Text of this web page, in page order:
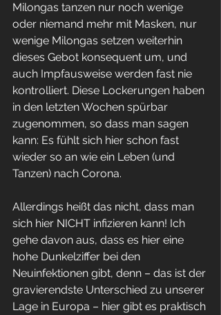
Milongas tanzen nur noch wenige
oder niemand mehr mit Masken, nur
wenige Milongas setzen weiterhin
dieses Gebot konsequent um, und
auch Impfausweise werden fast nie
kontrolliert. Diese Lockerungen haben
in den letzten Wochen spürbar
zugenommen, so dass man sagen
kann: Es fühlt sich hier schon fast
wieder so an wie ein Leben (und
Tanzen) nach Corona.
Allerdings heißt das nicht, dass man
sich hier NICHT infizieren kann! Ich
gehe davon aus, dass es hier eine
hohe Dunkelziffer bei den
Neuinfektionen gibt, denn – das ist der
gravierendste Unterschied zu unserer
Lage in Europa – hier gibt es praktisch